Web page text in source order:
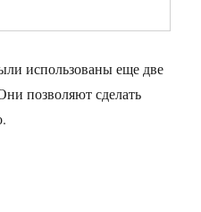
использованы еще две
позволяют сделать